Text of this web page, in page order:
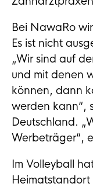
Bei NawaRo
Es ist nicht
„Wir sind auf
und mit denen
können, dann
werden kann“,
Deutschland.
Werbeträger“,
Im Volleyball